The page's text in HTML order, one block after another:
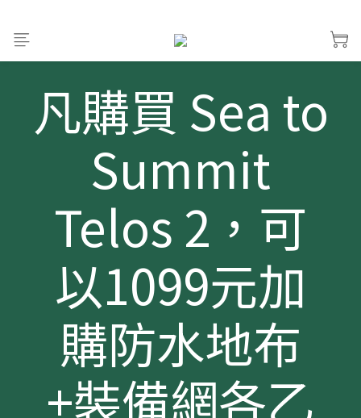
凡購買 Sea to
Summit
Telos 2，可
以1099元加
購防水地布
+裝備網各乙